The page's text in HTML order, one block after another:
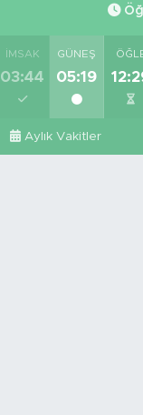
İMSAK
03:44
GÜNEŞ
05:19
Aylık Vakitler